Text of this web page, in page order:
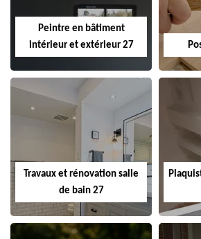
Peintre en bâtiment
intérieur et extérieur 27
Travaux et rénovation salle
de bain 27